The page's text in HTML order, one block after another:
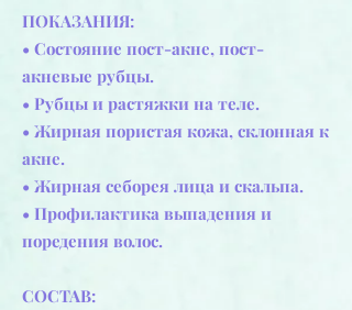
ПОКАЗАНИЯ:
• Состояние пост-акне, пост-
акневые рубцы.
• Рубцы и растяжки на теле.
• Жирная пористая кожа, склонная к
акне.
• Жирная себорея лица и скальпа.
• Профилактика выпадения и
поредения волос.
СОСТАВ: